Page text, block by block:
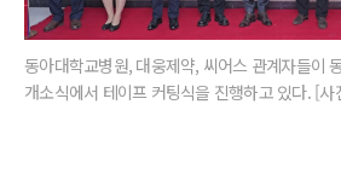
동아대학교병원, 대웅제약, 씨어스 관계자들이
개소식에서 테이프 커팅식을 진행하고 있다. [